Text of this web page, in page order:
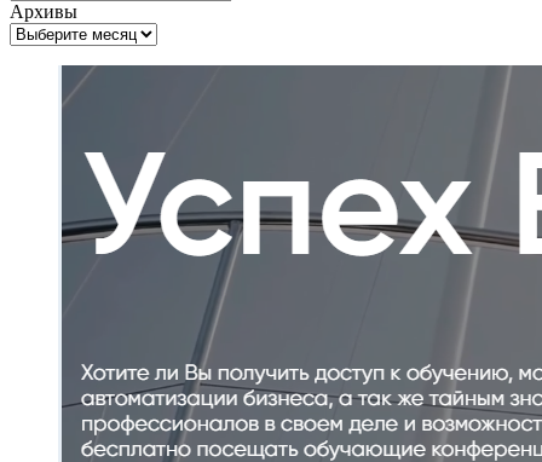
Архивы
Архивы